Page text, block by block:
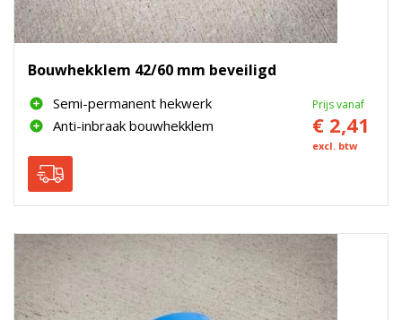
Bouwhekklem 42/60 mm beveiligd
Prijs vanaf
€ 2,41
excl. btw
Semi-permanent hekwerk
Anti-inbraak bouwhekklem